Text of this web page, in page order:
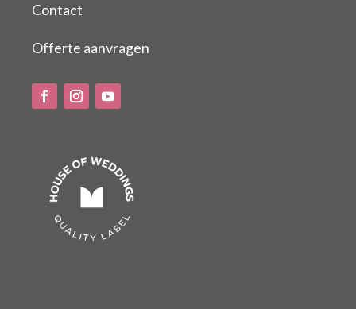
Contact
Offerte aanvragen